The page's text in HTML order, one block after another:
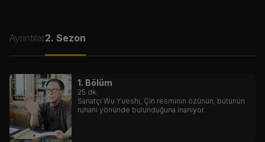
Ayrıntılar2. Sezon
1. Bölüm
25 dk.
Sanatçı Wu Yueshi, Çin resminin özünün, bütünün
ruhani yönünde bulunduğuna inanıyor.